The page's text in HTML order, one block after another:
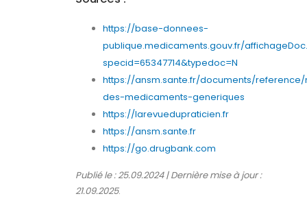
https://base-donnees-
publique.medicaments.gouv.fr/
specid=65347714&typedoc=N
https://ansm.sante.fr/documents/
des-medicaments-generiques
https://larevuedupraticien.fr
https://ansm.sante.fr
https://go.drugbank.com
Publié le : 25.09.2024 | Dernière mise à jour :
21.09.2025.